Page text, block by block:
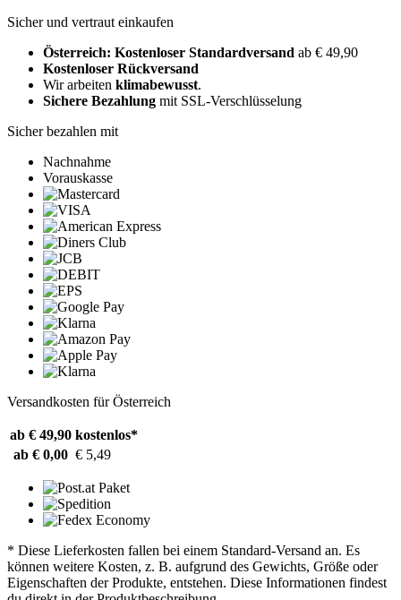
Sicher und vertraut einkaufen
Österreich: Kostenloser Standardversand ab € 49,90
Kostenloser Rückversand
Wir arbeiten klimabewusst.
Sichere Bezahlung mit SSL-Verschlüsselung
Sicher bezahlen mit
Nachnahme
Vorauskasse
Versandkosten für Österreich
ab € 49,90 kostenlos*
ab € 0,00 € 5,49
* Diese Lieferkosten fallen bei einem Standard-Versand an. Es
können weitere Kosten, z. B. aufgrund des Gewichts, Größe oder
Eigenschaften der Produkte, entstehen. Diese Informationen findest